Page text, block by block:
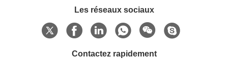
Les réseaux sociaux
Contactez rapidement